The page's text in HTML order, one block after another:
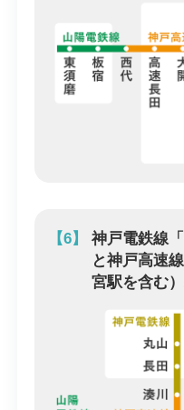
【6】
神戸電鉄線
と神戸高速
宮駅を含む